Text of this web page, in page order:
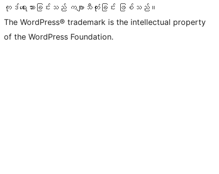
ကုဒ်ရေးသားခြင်းသည် ကဗျာသီကုံးခြင်း ဖြစ်သည်။
The WordPress® trademark is the intellectual property
of the WordPress Foundation.